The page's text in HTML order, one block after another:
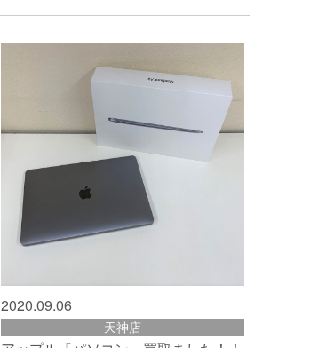
2020.09.06
天神店